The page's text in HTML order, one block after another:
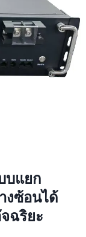
บแยก
งซ้อนได้
ฉริยะ